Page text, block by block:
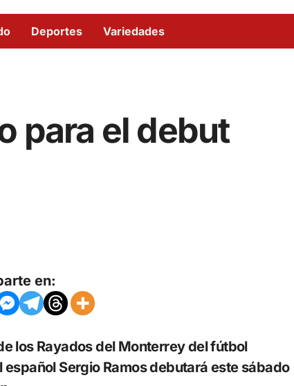
Deportes Variedades
para el debut
en:
Sergio Ramos debutará este sábado